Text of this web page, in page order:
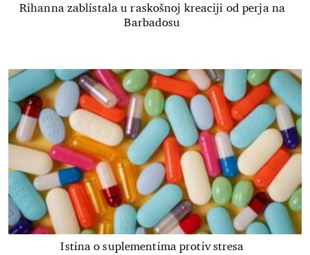
Rihanna zablistala u raskošnoj kreaciji od perja na
Barbadosu
Istina o suplementima protiv stresa